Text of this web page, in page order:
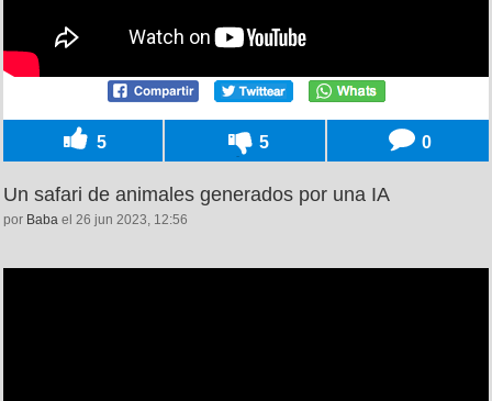
5 5 0
Un safari de animales generados por una IA
por Baba el 26 jun 2023, 12:56